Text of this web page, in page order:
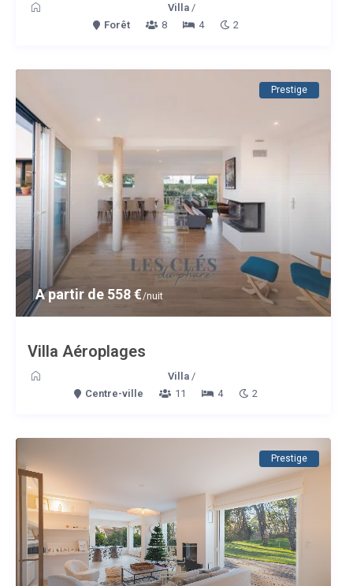
Villa/
Forêt
8 4 2
A partir de 558 €/nuit
Prestige
Villa Aéroplages
Villa/
Centre-ville
11 4 2
Prestige